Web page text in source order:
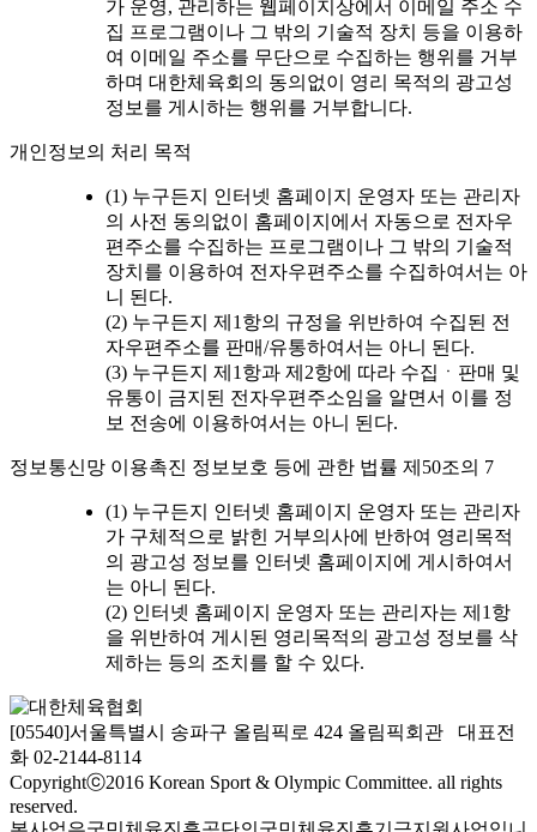
가 운영, 관리하는 웹페이지상에서 이메일 주소 수
집 프로그램이나 그 밖의 기술적 장치 등을 이용하
여 이메일 주소를 무단으로 수집하는 행위를 거부
하며 대한체육회의 동의없이 영리 목적의 광고성
정보를 게시하는 행위를 거부합니다.
개인정보의 처리 목적
(1) 누구든지 인터넷 홈페이지 운영자 또는 관리자
의 사전 동의없이 홈페이지에서 자동으로 전자우
편주소를 수집하는 프로그램이나 그 밖의 기술적
장치를 이용하여 전자우편주소를 수집하여서는 아
니 된다.
(2) 누구든지 제1항의 규정을 위반하여 수집된 전
자우편주소를 판매/유통하여서는 아니 된다.
(3) 누구든지 제1항과 제2항에 따라 수집ㆍ판매 및
유통이 금지된 전자우편주소임을 알면서 이를 정
보 전송에 이용하여서는 아니 된다.
정보통신망 이용촉진 정보보호 등에 관한 법률 제50조의 7
(1) 누구든지 인터넷 홈페이지 운영자 또는 관리자
가 구체적으로 밝힌 거부의사에 반하여 영리목적
의 광고성 정보를 인터넷 홈페이지에 게시하여서
는 아니 된다.
(2) 인터넷 홈페이지 운영자 또는 관리자는 제1항
을 위반하여 게시된 영리목적의 광고성 정보를 삭
제하는 등의 조치를 할 수 있다.
[05540]서울특별시 송파구 올림픽로 424 올림픽회관 대표전
화 02-2144-8114
Copyrightⓒ2016 Korean Sport & Olympic Committee. all rights
reserved.